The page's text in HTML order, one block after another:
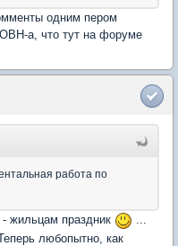
одним пером
а, что тут на форуме
работа по
жильцам праздник
...
любопытно, как